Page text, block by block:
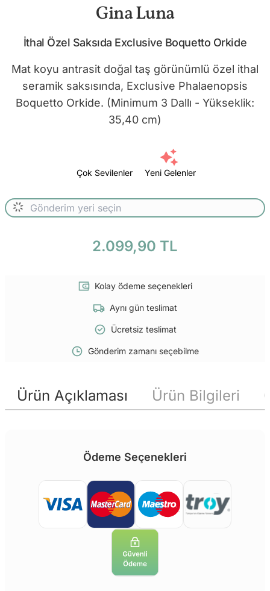
Gina Luna
İthal Özel Saksıda Exclusive Boquetto Orkide
Mat koyu antrasit doğal taş görünümlü özel ithal
seramik saksısında, Exclusive Phalaenopsis
Boquetto Orkide. (Minimum 3 Dallı - Yükseklik:
35,40 cm)
Çok Sevilenler Yeni Gelenler
2.099,90 TL
Kolay ödeme seçenekleri
Aynı gün teslimat
Ücretsiz teslimat
Gönderim zamanı seçebilme
Ürün Açıklaması Ürün Bilgileri
Ödeme Seçenekleri